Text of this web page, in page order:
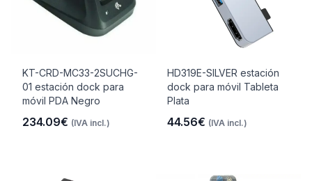
KT-CRD-MC33-2SUCHG-
01 estación dock para
móvil PDA Negro
234.09€ (IVA incl.)
HD319E-SILVER estación
dock para móvil Tableta
Plata
44.56€ (IVA incl.)